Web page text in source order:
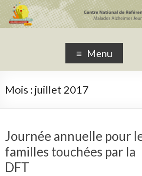
CNRMAJ
Centre National de Référence Malades
Menu
Mois : juillet 2017
Journée annuelle pour
familles touchées par la
DFT